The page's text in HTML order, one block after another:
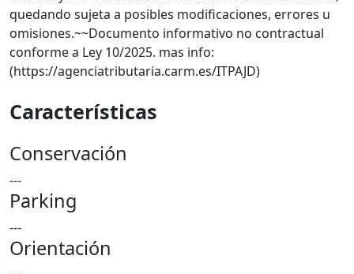
quedando sujeta a posibles modificaciones, errores u
omisiones.~~Documento informativo no contractual
conforme a Ley 10/2025. mas info:
(https://agenciatributaria.carm.es/ITPAJD)
Características
Conservación
---
Parking
---
Orientación